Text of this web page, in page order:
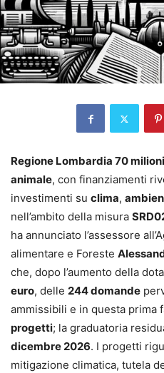
Regione Lombardia 70
animale, con finanziamenti
investimenti su clima,
nell’ambito della misura
ha annunciato l’assessore
alimentare e Foreste
che, dopo l’aumento della
euro, delle 244 domande
ammissibili e in questa prima
progetti; la graduatoria
dicembre 2026. I progetti
mitigazione climatica, tutela